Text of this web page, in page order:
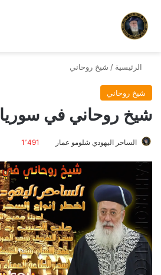
الرئيسية / شيخ روحاني
شيخ روحاني
شيخ روحاني في سوريا
الساحر اليهودي شلومو عمار 1٬491